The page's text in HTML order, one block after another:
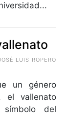
LUIS ROPERO
un género
el vallenato
del